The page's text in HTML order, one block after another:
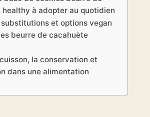
à adopter au quotidien
et options vegan
beurre de cacahuète
la conservation et
dans une alimentation